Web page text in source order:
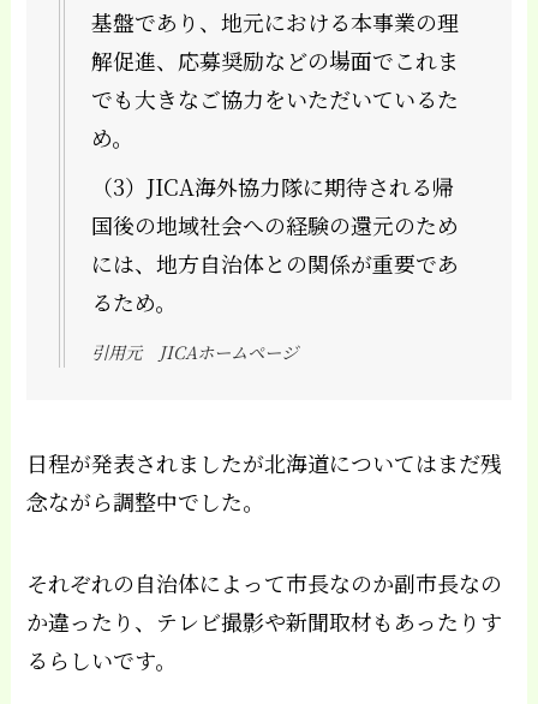
基盤であり、地元における本事業の理
解促進、応募奨励などの場面でこれま
でも大きなご協力をいただいているた
め。
（3）JICA海外協力隊に期待される帰
国後の地域社会への経験の還元のため
には、地方自治体との関係が重要であ
るため。
引用元 JICAホームページ
日程が発表されましたが北海道についてはまだ残
念ながら調整中でした。
それぞれの自治体によって市長なのか副市長なの
か違ったり、テレビ撮影や新聞取材もあったりす
るらしいです。